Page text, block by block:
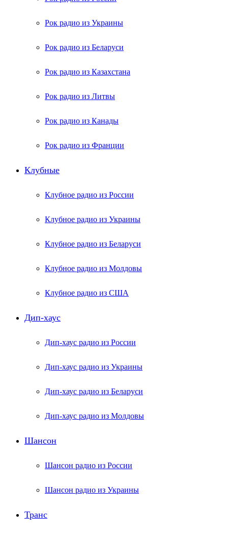
Рок радио из Украины
Рок радио из Беларуси
Рок радио из Казахстана
Рок радио из Литвы
Рок радио из Канады
Рок радио из Франции
Клубные
Клубное радио из России
Клубное радио из Украины
Клубное радио из Беларуси
Клубное радио из Молдовы
Клубное радио из США
Дип-хаус
Дип-хаус радио из России
Дип-хаус радио из Украины
Дип-хаус радио из Беларуси
Дип-хаус радио из Молдовы
Шансон
Шансон радио из России
Шансон радио из Украины
Транс